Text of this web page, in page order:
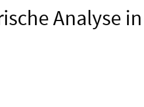
Analyse